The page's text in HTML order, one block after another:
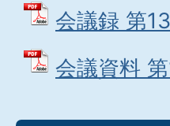
会議録 第
会議資料